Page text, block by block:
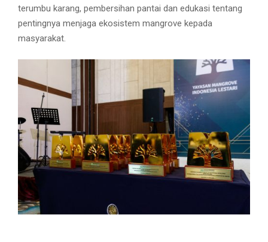
terumbu karang, pembersihan pantai dan edukasi tentang
pentingnya menjaga ekosistem mangrove kepada
masyarakat.